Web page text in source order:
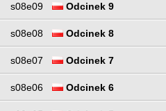
s08e09 Odcinek 9
s08e08 Odcinek 8
s08e07 Odcinek 7
s08e06 Odcinek 6